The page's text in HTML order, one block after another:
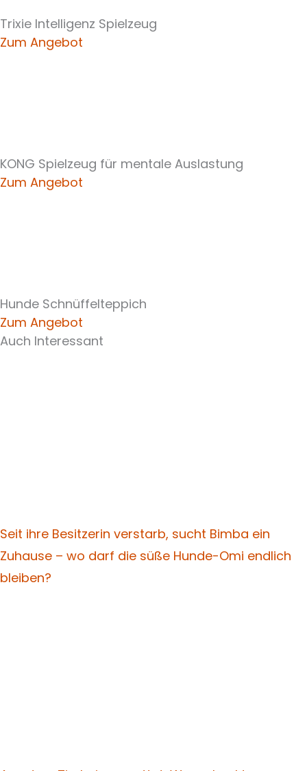
Trixie Intelligenz Spielzeug
Zum Angebot
KONG Spielzeug für mentale Auslastung
Zum Angebot
Hunde Schnüffelteppich
Zum Angebot
Auch Interessant
Seit ihre Besitzerin verstarb, sucht Bimba ein
Zuhause – wo darf die süße Hunde-Omi endlich
bleiben?